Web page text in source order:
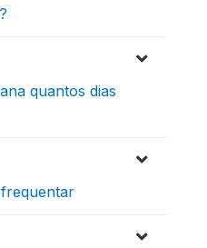
quantos dias